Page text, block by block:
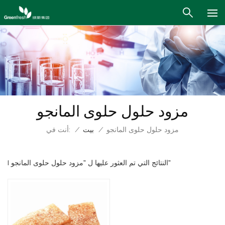
مزود حلول حلوى المانجو
أنت في: / بيت / مزود حلول حلوى المانجو
1 النتائج التي تم العثور عليها ل "مزود حلول حلوى المانجو"